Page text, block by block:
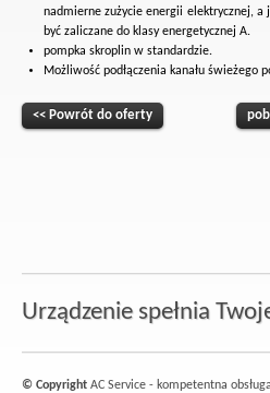
nadmierne zużycie energii elektrycznej, a
być zaliczane do klasy energetycznej A.
pompka skroplin w standardzie.
Możliwość podłączenia kanału świeżego
<< Powrót do oferty
Urządzenie spełnia
© Copyright AC Service - kompetentna